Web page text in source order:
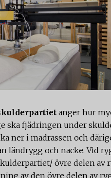
anger hur
ska fjädringen under
ner i madrassen och
ländrygg och nacke. Vid
övre delen av
av den övre delen av